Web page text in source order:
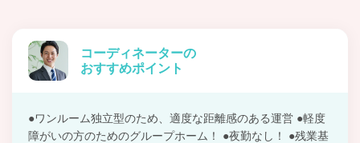
コーディネーターの
おすすめポイント
●ワンルーム独立型のため、適度な距離感のある運営 ●軽度
障がいの方のためのグループホーム！ ●夜勤なし！ ●残業基